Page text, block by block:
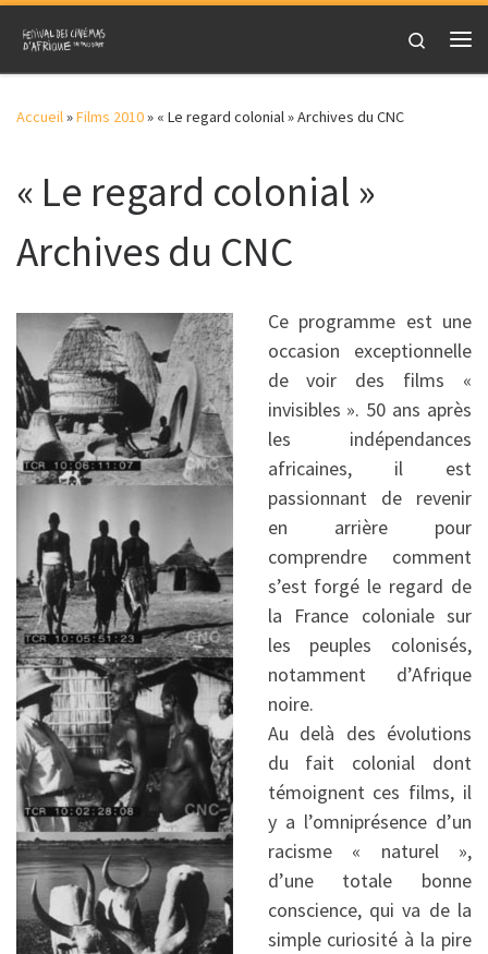
Skip to content
Search
Accueil»Films 2010» « Le regard colonial » Archives du CNC
« Le regard colonial »
Archives du CNC
Ce programme est une
occasion exceptionnelle
de voir des films «
invisibles ». 50 ans après
les indépendances
africaines, il est
passionnant de revenir
en arrière pour
comprendre comment
s’est forgé le regard de
la France coloniale sur
les peuples colonisés,
notamment d’Afrique
noire.
Au delà des évolutions
du fait colonial dont
témoignent ces films, il
y a l’omniprésence d’un
racisme « naturel »,
d’une totale bonne
conscience, qui va de la
simple curiosité à la pire